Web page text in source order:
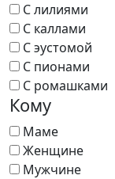
С лилиями
С каллами
С эустомой
С пионами
С ромашками
Кому
Маме
Женщине
Мужчине